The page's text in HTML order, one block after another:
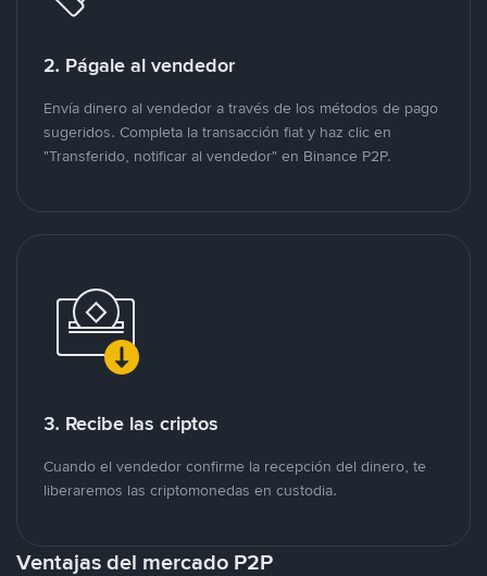
2. Págale al vendedor
Envía dinero al vendedor a través de los métodos de pago
sugeridos. Completa la transacción fiat y haz clic en
"Transferido, notificar al vendedor" en Binance P2P.
3. Recibe las criptos
Cuando el vendedor confirme la recepción del dinero, te
liberaremos las criptomonedas en custodia.
Ventajas del mercado P2P